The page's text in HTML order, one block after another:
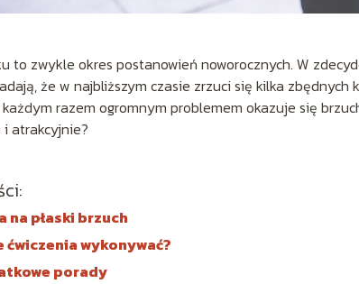
to zwykle okres postanowień noworocznych. W
że w najbliższym czasie zrzuci się kilka
razem ogromnym problemem okazuje się
i atrakcyjnie?
na płaski brzuch
ćwiczenia wykonywać?
porady